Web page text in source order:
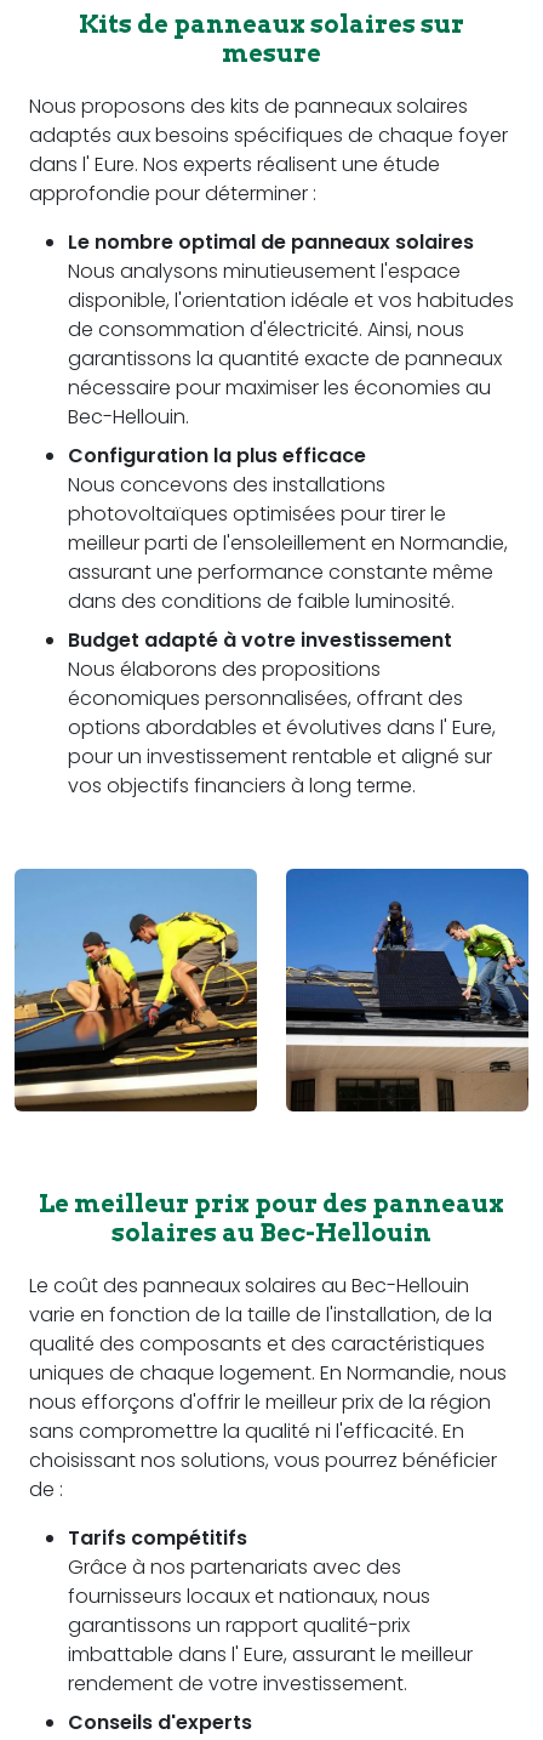
Kits de panneaux solaires sur
mesure
Nous proposons des kits de panneaux solaires
adaptés aux besoins spécifiques de chaque foyer
dans l' Eure. Nos experts réalisent une étude
approfondie pour déterminer :
Le nombre optimal de panneaux solaires
Nous analysons minutieusement l'espace
disponible, l'orientation idéale et vos habitudes
de consommation d'électricité. Ainsi, nous
garantissons la quantité exacte de panneaux
nécessaire pour maximiser les économies au
Bec-Hellouin.
Configuration la plus efficace
Nous concevons des installations
photovoltaïques optimisées pour tirer le
meilleur parti de l'ensoleillement en Normandie,
assurant une performance constante même
dans des conditions de faible luminosité.
Budget adapté à votre investissement
Nous élaborons des propositions
économiques personnalisées, offrant des
options abordables et évolutives dans l' Eure,
pour un investissement rentable et aligné sur
vos objectifs financiers à long terme.
Le meilleur prix pour des panneaux
solaires au Bec-Hellouin
Le coût des panneaux solaires au Bec-Hellouin
varie en fonction de la taille de l'installation, de la
qualité des composants et des caractéristiques
uniques de chaque logement. En Normandie, nous
nous efforçons d'offrir le meilleur prix de la région
sans compromettre la qualité ni l'efficacité. En
choisissant nos solutions, vous pourrez bénéficier
de :
Tarifs compétitifs
Grâce à nos partenariats avec des
fournisseurs locaux et nationaux, nous
garantissons un rapport qualité-prix
imbattable dans l' Eure, assurant le meilleur
rendement de votre investissement.
Conseils d'experts